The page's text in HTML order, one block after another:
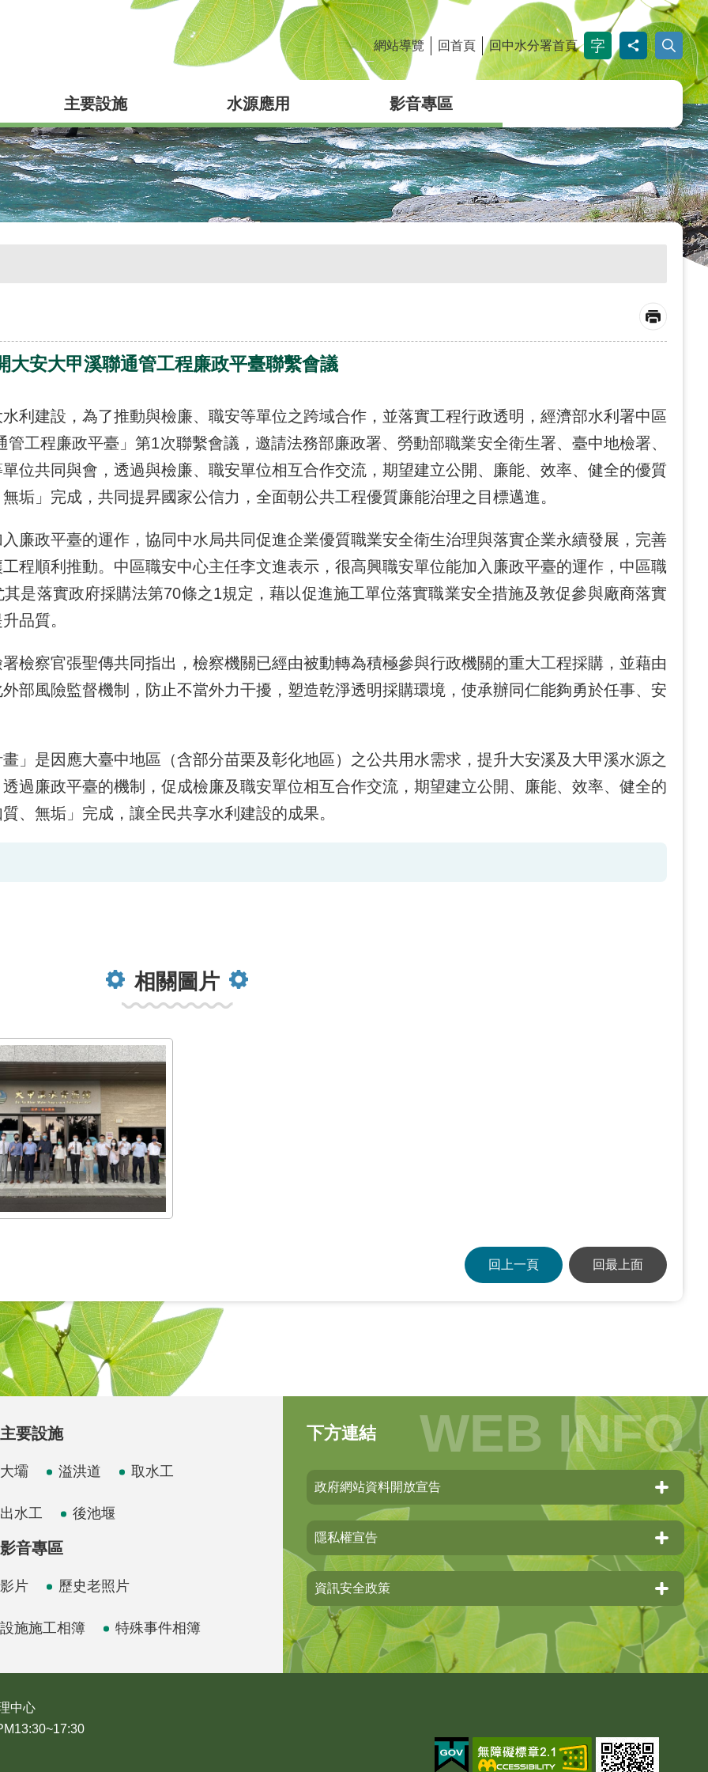
_
網站導覽 回首頁 回中水分署首頁
主要設施 水源應用 影音專區
安大甲溪聯通管工程廉政平臺聯繫會議
建設，為了推動與檢廉、職安等單位之跨域合作，並落實工程行政透明，經濟部水利署中區
管工程廉政平臺」第1次聯繫會議，邀請法務部廉政署、勞動部職業安全衛生署、臺中地檢署、
位共同與會，透過與檢廉、職安單位相互合作交流，期望建立公開、廉能、效率、健全的優質
垢」完成，共同提昇國家公信力，全面朝公共工程優質廉能治理之目標邁進。
政平臺的運作，協同中水局共同促進企業優質職業安全衛生治理與落實企業永續發展，完善
程順利推動。中區職安中心主任李文進表示，很高興職安單位能加入廉政平臺的運作，中區職
是落實政府採購法第70條之1規定，藉以促進施工單位落實職業安全措施及敦促參與廠商落實
品質。
察官張聖傳共同指出，檢察機關已經由被動轉為積極參與行政機關的重大工程採購，並藉由
部風險監督機制，防止不當外力干擾，塑造乾淨透明採購環境，使承辦同仁能夠勇於任事、安
是因應大臺中地區（含部分苗栗及彰化地區）之公共用水需求，提升大安溪及大甲溪水源之
過廉政平臺的機制，促成檢廉及職安單位相互合作交流，期望建立公開、廉能、效率、健全的
、無垢」完成，讓全民共享水利建設的成果。
相關圖片
回上一頁 回最上面
主要設施
大壩 溢洪道 取水工
出水工 後池堰
影音專區
影片 歷史老照片
設施施工相簿 特殊事件相簿
下方連結
政府網站資料開放宣告
隱私權宣告
資訊安全政策
中心